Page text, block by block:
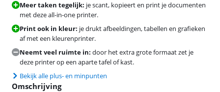
Meer taken tegelijk: je scant, kopieert en print je documenten
met deze all-in-one printer.
Print ook in kleur: je drukt afbeeldingen, tabellen en grafieken
af met een kleurenprinter.
Neemt veel ruimte in: door het extra grote formaat zet je
deze printer op een aparte tafel of kast.
Bekijk alle plus- en minpunten
Omschrijving